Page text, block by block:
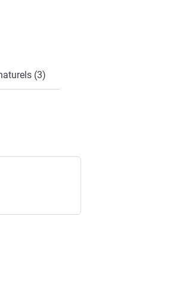
(3)